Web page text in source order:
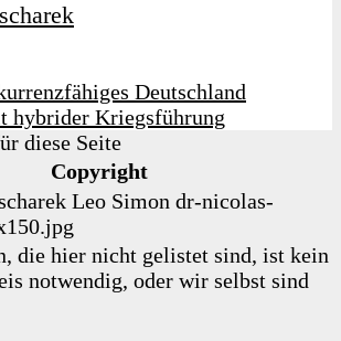
Deutschland
hybrider Kriegsführung
diese Seite
Copyright
Leo Simon dr-nicolas-
die hier nicht gelistet sind, ist kein
notwendig, oder wir selbst sind